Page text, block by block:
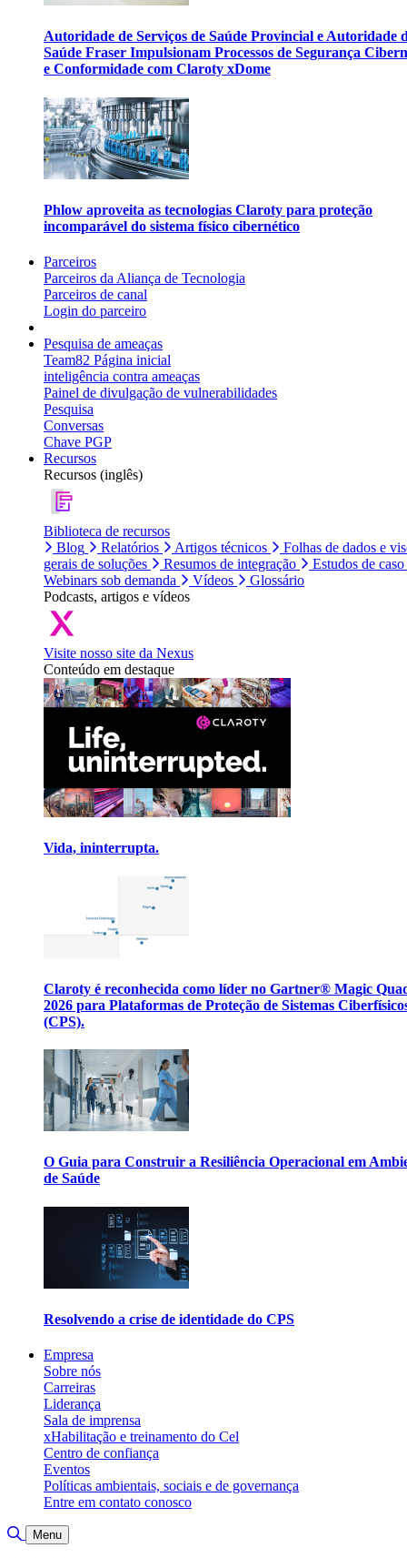
Autoridade de Serviços de Saúde Provincial e Autoridade
Saúde Fraser Impulsionam Processos de Segurança
e Conformidade com Claroty xDome
Phlow aproveita as tecnologias Claroty para proteção
incomparável do sistema físico cibernético
Parceiros
Parceiros da Aliança de Tecnologia
Parceiros de canal
Login do parceiro
Pesquisa de ameaças
Team82 Página inicial
inteligência contra ameaças
Painel de divulgação de vulnerabilidades
Pesquisa
Conversas
Chave PGP
Recursos
Recursos (inglês)
Biblioteca de recursos
Blog
Relatórios Artigos técnicos
Folhas de dados e
gerais de soluções
Resumos de integração
Estudos de caso
Webinars sob demanda
Vídeos
Glossário
Podcasts, artigos e vídeos
Visite nosso site da Nexus
Conteúdo em destaque
Vida, ininterrupta.
Claroty é reconhecida como líder no Gartner® Magic
2026 para Plataformas de Proteção de Sistemas
(CPS).
O Guia para Construir a Resiliência Operacional em
de Saúde
Resolvendo a crise de identidade do CPS
Empresa
Sobre nós
Carreiras
Liderança
Sala de imprensa
xHabilitação e treinamento do Cel
Centro de confiança
Eventos
Políticas ambientais, sociais e de governança
Entre em contato conosco
Alternar pesquisa
Menu